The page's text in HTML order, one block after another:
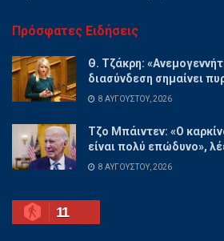
Πρόσφατες Ειδήσεις
Θ. Τζάκρη:
διασύνδεση σημαίνει
8 ΑΥΓΟΎΣΤΟΥ, 2026
Τζο Μπάιντεν: «Ο
είναι πολύ επώδυνο»,
8 ΑΥΓΟΎΣΤΟΥ, 2026
11